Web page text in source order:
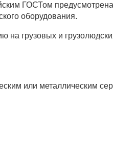
ГОСТом
оборудования.
на грузовых и
или металлическим